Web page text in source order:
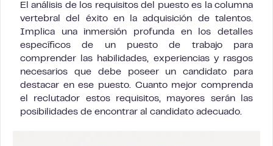
El análisis de los requisitos del puesto es la columna
vertebral del éxito en la adquisición de talentos.
Implica una inmersión profunda en los detalles
específicos de un puesto de trabajo para
comprender las habilidades, experiencias y rasgos
necesarios que debe poseer un candidato para
destacar en ese puesto. Cuanto mejor comprenda
el reclutador estos requisitos, mayores serán las
posibilidades de encontrar al candidato adecuado.